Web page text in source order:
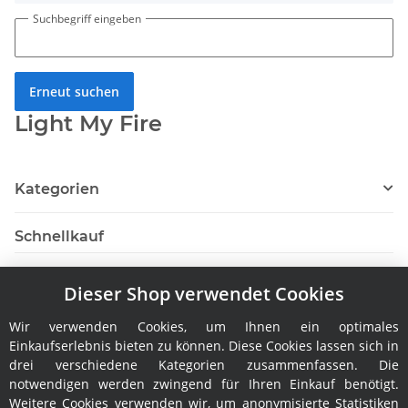
Suchbegriff eingeben
Erneut suchen
Light My Fire
Kategorien
Schnellkauf
Hersteller
Dieser Shop verwendet Cookies
Wir verwenden Cookies, um Ihnen ein optimales
Einkaufserlebnis bieten zu können. Diese Cookies lassen sich in
drei verschiedene Kategorien zusammenfassen. Die
notwendigen werden zwingend für Ihren Einkauf benötigt.
Weitere Cookies verwenden wir, um anonymisierte Statistiken